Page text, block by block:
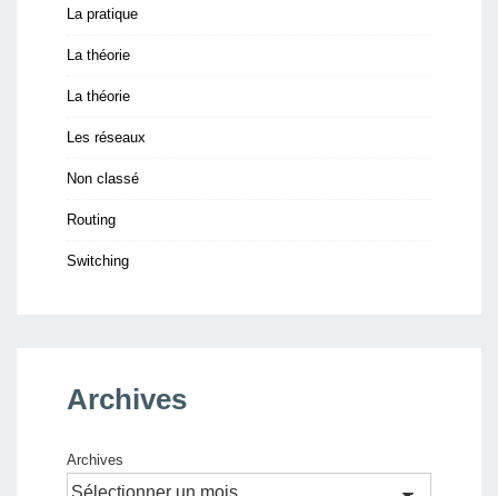
La pratique
La théorie
La théorie
Les réseaux
Non classé
Routing
Switching
Archives
Archives